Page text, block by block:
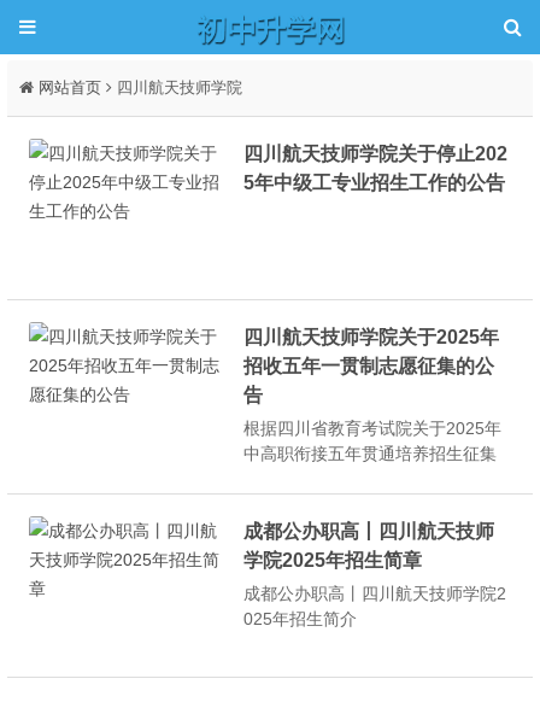
网站首页 四川航天技师学院
四川航天技师学院关于停止202
5年中级工专业招生工作的公告
四川航天技师学院关于2025年
招收五年一贯制志愿征集的公
告
根据四川省教育考试院关于2025年
中高职衔接五年贯通培养招生征集
信息如下：01征集对象未被五年制
高职录取的应届初中毕业生，且成
制分数线的考生。已被五年...
成都公办职高丨四川航天技师
学院2025年招生简章
成都公办职高丨四川航天技师学院2
025年招生简介